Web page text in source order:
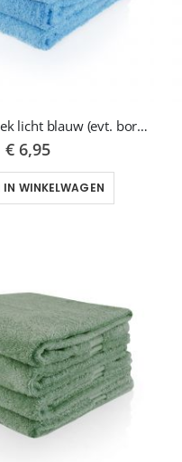
Funnies handdoek licht blauw (evt. borduren)
€ 6,95
IN WINKELWAGEN